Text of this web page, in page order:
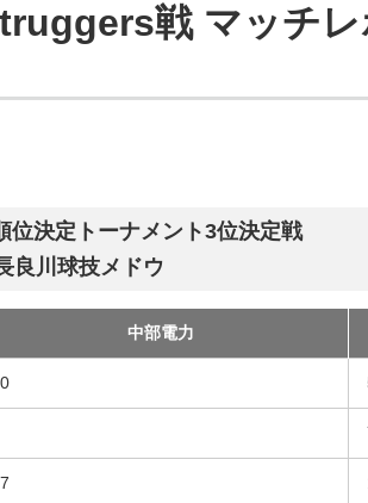
戦 マッチレ
位決定トーナメント3位決定戦
良川球技メドウ
中部電力